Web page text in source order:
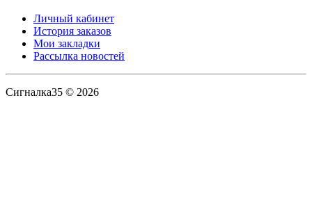
Личный кабинет
История заказов
Мои закладки
Рассылка новостей
Сигналка35 © 2026